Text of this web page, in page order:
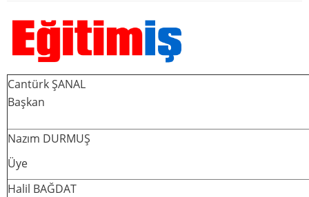
Şube Yönetimi
Şube Yönetimi
Şube Denetleme Kurulu
Şube Disiplin Kurulu
Haberler
Sendika Haberleri
Genel Merkez Haberleri
Cantürk ŞANAL
Başkan
Nazım DURMUŞ
Üye
Halil BAĞDAT